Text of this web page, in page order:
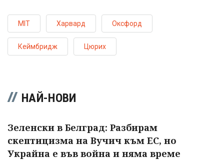
MIT Харвард Оксфорд
Кеймбридж Цюрих
НАЙ-НОВИ
Зеленски в Белград: Разбирам
скептицизма на Вучич към ЕС, но
Украйна е във война и няма време